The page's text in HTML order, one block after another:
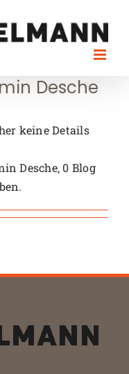
Desche
keine Details
Desche, 0 Blog